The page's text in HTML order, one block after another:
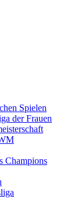
Spielen
der Frauen
Champions